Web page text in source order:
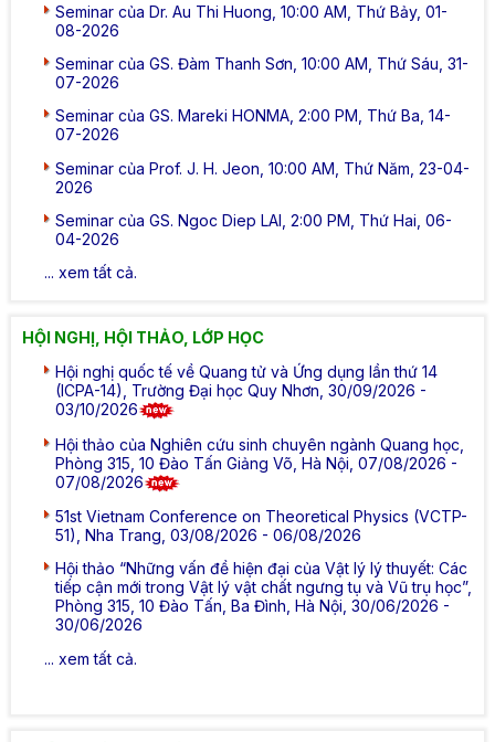
Seminar của Dr. Au Thi Huong, 10:00 AM, Thứ Bảy, 01-
08-2026
Seminar của GS. Đàm Thanh Sơn, 10:00 AM, Thứ Sáu, 31-
07-2026
Seminar của GS. Mareki HONMA, 2:00 PM, Thứ Ba, 14-
07-2026
Seminar của Prof. J. H. Jeon, 10:00 AM, Thứ Năm, 23-04-
2026
Seminar của GS. Ngoc Diep LAI, 2:00 PM, Thứ Hai, 06-
04-2026
... xem tất cả.
HỘI NGHỊ, HỘI THẢO, LỚP HỌC
Hội nghị quốc tế về Quang tử và Ứng dụng lần thứ 14
(ICPA-14), Trường Đại học Quy Nhơn, 30/09/2026 -
03/10/2026
Hội thảo của Nghiên cứu sinh chuyên ngành Quang học,
Phòng 315, 10 Đào Tấn Giảng Võ, Hà Nội, 07/08/2026 -
07/08/2026
51st Vietnam Conference on Theoretical Physics (VCTP-
51), Nha Trang, 03/08/2026 - 06/08/2026
Hội thảo “Những vấn đề hiện đại của Vật lý lý thuyết: Các
tiếp cận mới trong Vật lý vật chất ngưng tụ và Vũ trụ học”,
Phòng 315, 10 Đào Tấn, Ba Đình, Hà Nội, 30/06/2026 -
30/06/2026
... xem tất cả.